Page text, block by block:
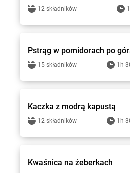
12 składników
Gotuję z Lewiatanem
Pstrąg w pomidorach po
15 składników 1h
Gotuję z Lewiatanem
Kaczka z modrą kapustą
12 składników 1h
Gotuję z Lewiatanem
Kwaśnica na żeberkach